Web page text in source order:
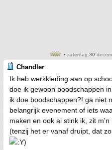
• zaterdag 30
Chandler
Ik heb werkkleding aan op
doe ik gewoon boodschappen
ik doe boodschappen?! ga niet
belangrijk evenement of iets
maken en ook al stink ik, zit
(tenzij het er vanaf druipt, dat